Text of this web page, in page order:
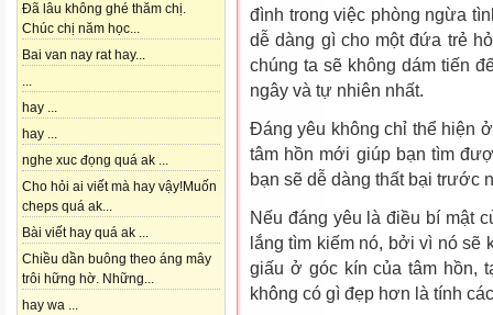
Đã lâu không ghé thăm chị.
Chúc chị năm học...
Bai van nay rat hay...
...
hay ...
hay ...
nghe xuc đọng quá ak ...
Cho hỏi ai viết mà hay vậy!Muốn
cheps quá ak...
Bài viết hay quá ak ...
Chiều dần buông theo áng mây
trôi hững hờ. Những...
hay wa ...
đình trong việc phòng ngừa
dễ dàng gì cho một đứa trẻ
chúng ta sẽ không dám tiến
ngây và tự nhiên nhất.
Đáng yêu không chỉ thể hiện
tâm hồn mới giúp bạn tìm
bạn sẽ dễ dàng thất bại trước
Nếu đáng yêu là điều bí mật
lắng tìm kiếm nó, bởi vì nó
giấu ở góc kín của tâm hồn,
không có gì đẹp hơn là tính